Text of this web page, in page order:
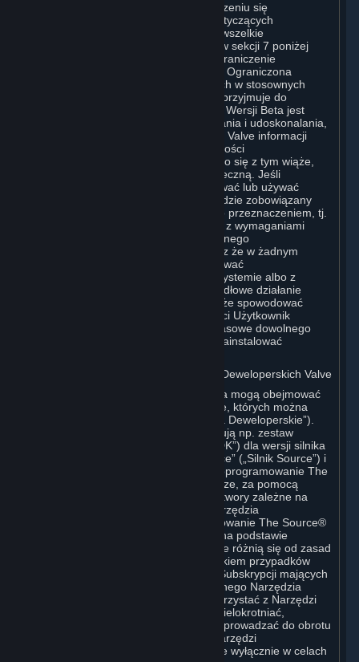
W uzupełnieniu oświadczeń o zrzeczeniu się
odpowiedzialności i postanowień dotyczących
ograniczenia odpowiedzialności za wszelkie
Oprogramowanie, o których mowa w sekcji 7 poniżej
(Wyłączenia Odpowiedzialności; Ograniczenie
Odpowiedzialności; Brak Gwarancji; Ograniczona
Gwarancja i Umowa) obowiązujących w stosownych
przypadkach, Użytkownik wyraźnie przyjmuje do
wiadomości, że Oprogramowanie w Wersji Beta jest
wydawane wyłącznie w celu testowania i udoskonalania,
w szczególności w celu przekazania Valve informacji
zwrotnej na temat jakości i użyteczności
Oprogramowania w Wersji Beta, a co się z tym wiąże,
zawiera błędy i nie jest wersją ostateczną. Jeśli
Użytkownik zdecyduje się zainstalować lub używać
Oprogramowania w Wersji Beta, będzie zobowiązany
używać go wyłącznie zgodnie z jego przeznaczeniem, tj.
do testowania i ulepszania, zgodnie z wymaganiami
systemowymi ustanowionymi dla danego
Oprogramowania w Wersji Beta oraz że w żadnym
wypadku Użytkownik nie będzie używać
Oprogramowania w Wersji Beta w systemie albo z
przeznaczeniem, w którym nieprawidłowe działanie
Oprogramowania w Wersji Beta może spowodować
jakąkolwiek szkodę. W szczególności Użytkownik
powinien posiadać pełne kopie zapasowe dowolnego
systemu, na którym zdecyduje się zainstalować
C. Licencja na Korzystanie z Narzędzi Deweloperskich Valve
Subskrypcja (Subskrypcje) Użytkownika mogą obejmować
dostęp do różnorodnych narzędzi Valve, których można
używać do tworzenia treści („Narzędzia Deweloperskie”).
Narzędzia Deweloperskie Valve obejmują np. zestaw
narzędzi programistycznych Valve („SDK”) dla wersji silnika
gry komputerowej znanego jako „Source” („Silnik Source”) i
powiązanego edytora Valve Hammer, oprogramowanie The
Source® Filmmaker lub narzędzia w grze, za pomocą
których można edytować lub tworzyć utwory zależne na
podstawie gry Valve. Poszczególne Narzędzia
Deweloperskie (na przykład oprogramowanie The Source®
Filmmaker) mogą być dystrybuowane na podstawie
odrębnych Warunków Subskrypcji, które różnią się od zasad
określonych w niniejszej sekcji. Z wyjątkiem przypadków
określonych w odrębnych Warunkach Subskrypcji mających
zastosowanie do korzystania z określonego Narzędzia
Deweloperskiego, Użytkownik może korzystać z Narzędzi
Deweloperskich i może korzystać z, zwielokrotniać,
publikować, wykonywać, wyświetlać i wprowadzać do obrotu
wszelkie treści tworzone za pomocą Narzędzi
Deweloperskich, w dowolny sposób, ale wyłącznie w celach